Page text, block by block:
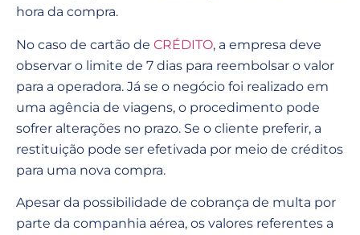
hora da compra.
No caso de cartão de CRÉDITO, a empresa deve
observar o limite de 7 dias para reembolsar o valor
para a operadora. Já se o negócio foi realizado em
uma agência de viagens, o procedimento pode
sofrer alterações no prazo. Se o cliente preferir, a
restituição pode ser efetivada por meio de créditos
para uma nova compra.
Apesar da possibilidade de cobrança de multa por
parte da companhia aérea, os valores referentes a